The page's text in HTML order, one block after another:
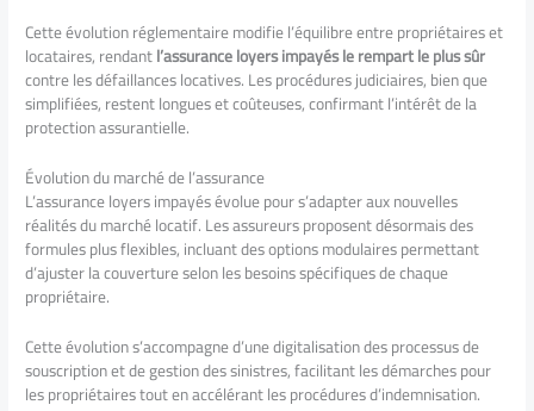
Cette évolution réglementaire modifie l’équilibre entre propriétaires et
locataires, rendantl’assurance loyers impayés le rempart le plus sûr
contre les défaillances locatives. Les procédures judiciaires, bien que
simplifiées, restent longues et coûteuses, confirmant l’intérêt de la
protection assurantielle.
Évolution du marché de l’assurance
L’assurance loyers impayés évolue pour s’adapter aux nouvelles
réalités du marché locatif. Les assureurs proposent désormais des
formules plus flexibles, incluant des options modulaires permettant
d’ajuster la couverture selon les besoins spécifiques de chaque
propriétaire.
Cette évolution s’accompagne d’une digitalisation des processus de
souscription et de gestion des sinistres, facilitant les démarches pour
les propriétaires tout en accélérant les procédures d’indemnisation.